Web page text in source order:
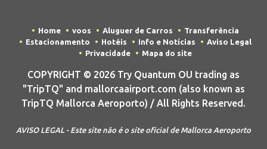
Home voos Aluguer de Carros
Transferência
Estacionamento
Hotéis Info e Notícias
Aviso Legal
Privacidade
Mapa do site
COPYRIGHT © 2026 Try Quantum OU trading as
"TripTQ" and mallorcaairport.com (also known as
TripTQ Mallorca Aeroporto) / All Rights Reserved.
AVISO LEGAL - Este site não é o site oficial de Mallorca Aeroporto